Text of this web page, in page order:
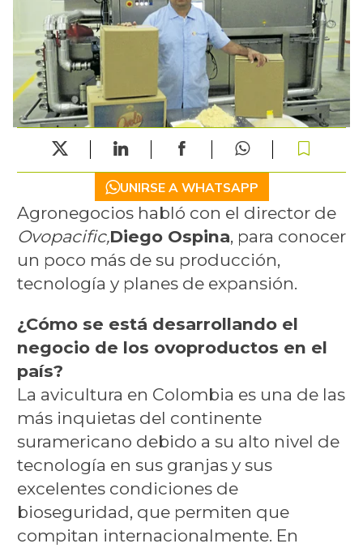
UNIRSE A WHATSAPP
Agronegocios habló con el director de
Ovopacific,Diego Ospina, para conocer
un poco más de su producción,
tecnología y planes de expansión.
¿Cómo se está desarrollando el
negocio de los ovoproductos en el
país?
La avicultura en Colombia es una de las
más inquietas del continente
suramericano debido a su alto nivel de
tecnología en sus granjas y sus
excelentes condiciones de
bioseguridad, que permiten que
compitan internacionalmente. En